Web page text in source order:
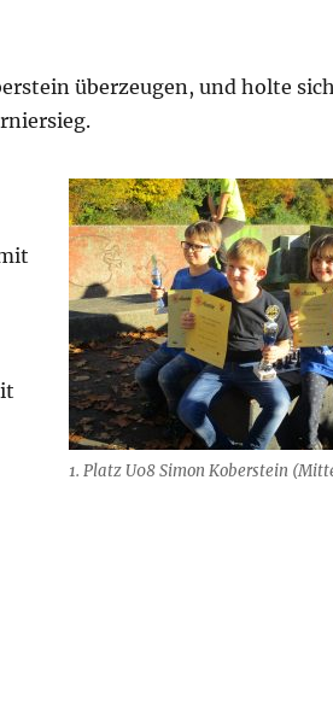
überzeugen, und holte
1. Platz U08 Simon Koberstein